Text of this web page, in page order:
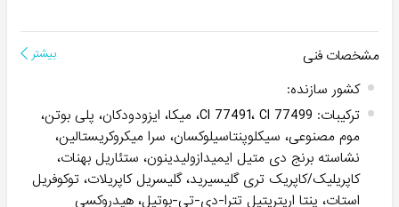
مشخصات فنی بیشتر
کشور سازنده:
ترکیبات:
CI 77491، CI 77499، میکا، ایزودودکان، پلی بوتن،
موم مصنوعی، سیکلوپنتاسیلوکسان، سرا میکروکریستالین،
نشاسته برنج دی متیل ایمیدازولیدینون، ستئاریل بهنات،
کاپریلیک/کاپریک تری گلیسیرید، گلیسریل کاپریلات، توکوفریل
استات، پنتا اریتریتیل تترا-دی-تی-بوتیل، هیدروکسی